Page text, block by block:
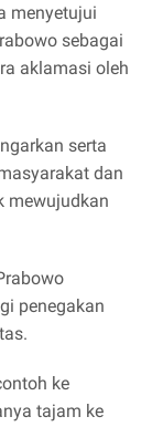
menyetujui
sebagai
aklamasi oleh
serta
dan
mewujudkan
penegakan
ke
tajam ke